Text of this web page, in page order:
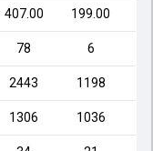
407.00 199.00
78 6
2443 1198
1306 1036